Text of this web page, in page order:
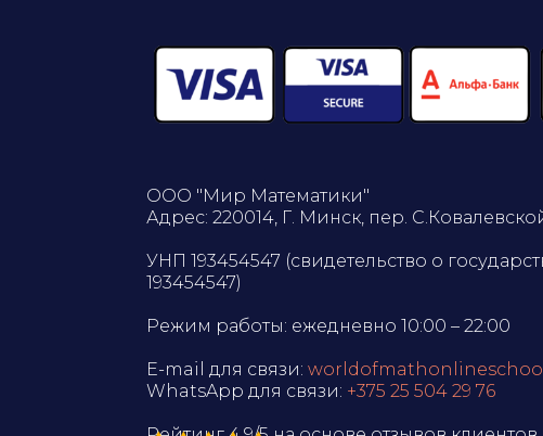
ООО "Мир Математики"
Адрес: 220014, Г. Минск, пер.
УНП 193454547 (свидетельство о
193454547)
Режим работы: ежедневно 10:00 – 22:00
E-mail для связи:
WhatsApp для связи: +375 25 504 29 76